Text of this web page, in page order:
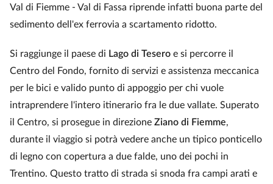
Val di Fiemme - Val di Fassa riprende infatti buona parte del
sedimento dell'ex ferrovia a scartamento ridotto.
Si raggiunge il paese di Lago di Tesero e si percorre il
Centro del Fondo, fornito di servizi e assistenza meccanica
per le bici e valido punto di appoggio per chi vuole
intraprendere l'intero itinerario fra le due vallate. Superato
il Centro, si prosegue in direzione Ziano di Fiemme,
durante il viaggio si potrà vedere anche un tipico ponticello
di legno con copertura a due falde, uno dei pochi in
Trentino. Questo tratto di strada si snoda fra campi arati e